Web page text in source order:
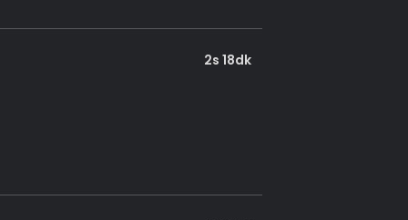
2s 18dk